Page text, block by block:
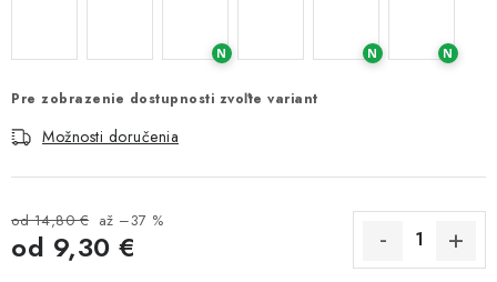
N N N
Pre zobrazenie dostupnosti zvoľte variant
Možnosti doručenia
od 14,80 € až –37 %
od 9,30 €